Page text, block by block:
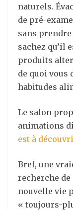
naturels.
de pré-
sans
sachez qu’il
produits
de quoi vous
habitudes
Le salon
animations
est à
Bref, une
recherche
nouvelle vie
« toujours-